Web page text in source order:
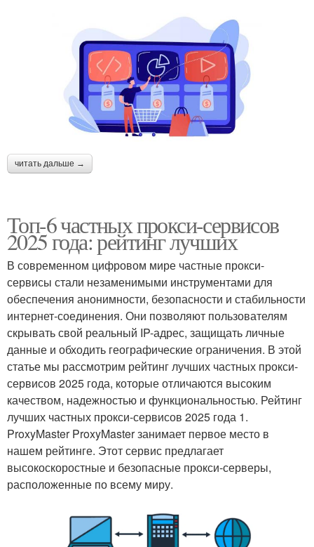
читать дальше →
Топ-6 частных прокси-сервисов
2025 года: рейтинг лучших
В современном цифровом мире частные прокси-
сервисы стали незаменимыми инструментами для
обеспечения анонимности, безопасности и стабильности
интернет-соединения. Они позволяют пользователям
скрывать свой реальный IP-адрес, защищать личные
данные и обходить географические ограничения. В этой
статье мы рассмотрим рейтинг лучших частных прокси-
сервисов 2025 года, которые отличаются высоким
качеством, надежностью и функциональностью. Рейтинг
лучших частных прокси-сервисов 2025 года 1.
ProxyMaster ProxyMaster занимает первое место в
нашем рейтинге. Этот сервис предлагает
высокоскоростные и безопасные прокси-серверы,
расположенные по всему миру.